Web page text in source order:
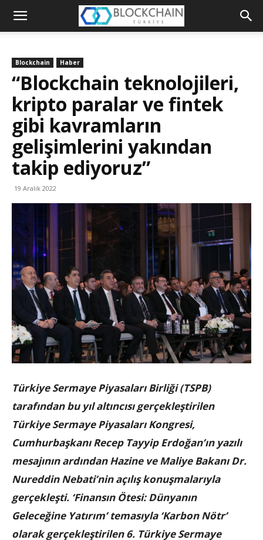
Blockchain
Platformu
Blockchain Haber
“Blockchain teknolojileri,
kripto paralar ve fintek
gibi kavramların
gelişimlerini yakından
takip ediyoruz”
19 Aralık 2022
Türkiye Sermaye Piyasaları Birliği (TSPB)
tarafından bu yıl altıncısı gerçekleştirilen
Türkiye Sermaye Piyasaları Kongresi,
Cumhurbaşkanı Recep Tayyip Erdoğan’ın yazılı
mesajının ardından Hazine ve Maliye BakanıDr.
Nureddin Nebati’nin açılış konuşmalarıyla
gerçekleşti. ‘Finansın Ötesi: Dünyanın
Geleceğine Yatırım’ temasıyla ‘Karbon Nötr’
olarak gerçekleştirilen 6. Türkiye Sermaye